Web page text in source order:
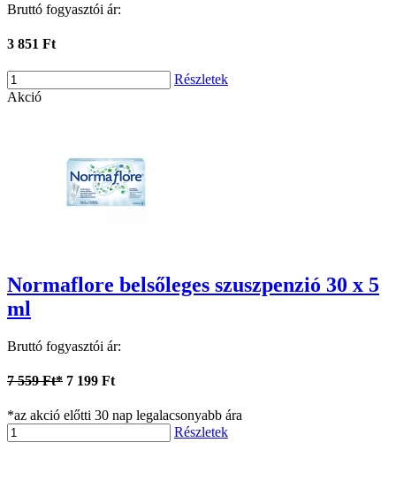
Bruttó fogyasztói ár:
3 851 Ft
Részletek
Akció
Normaflore belsőleges szuszpenzió 30 x 5
ml
Bruttó fogyasztói ár:
7 559 Ft* 7 199 Ft
*az akció előtti 30 nap legalacsonyabb ára
Részletek